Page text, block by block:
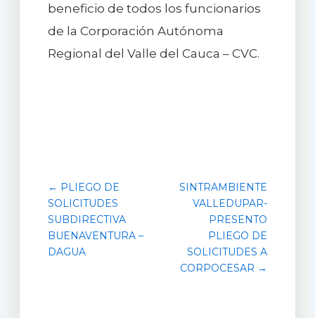
beneficio de todos los funcionarios
de la Corporación Autónoma
Regional del Valle del Cauca – CVC.
← PLIEGO DE
SOLICITUDES
SUBDIRECTIVA
BUENAVENTURA –
DAGUA
SINTRAMBIENTE
VALLEDUPAR-
PRESENTO
PLIEGO DE
SOLICITUDES A
CORPOCESAR →